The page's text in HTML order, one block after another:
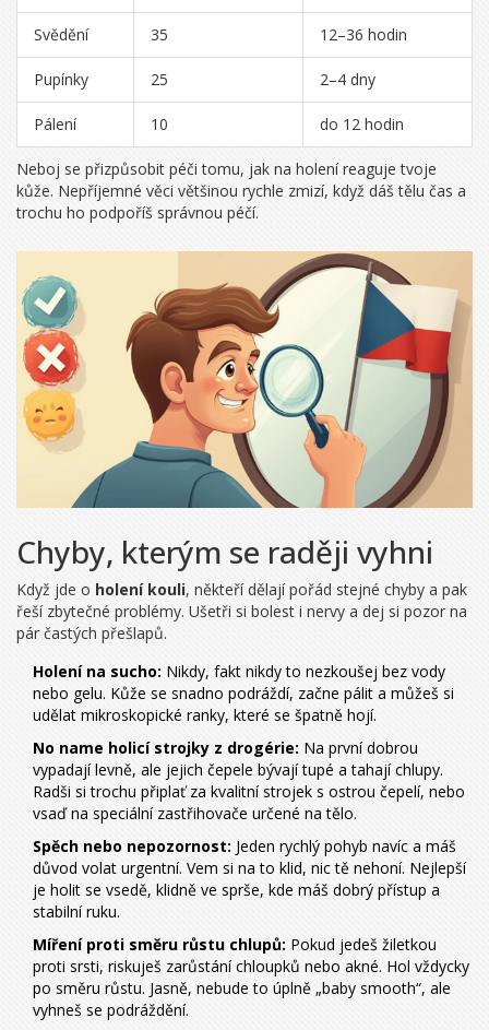
Svědění 35 12–36 hodin
Pupínky 25 2–4 dny
Pálení 10 do 12 hodin
Neboj se přizpůsobit péči tomu, jak na holení reaguje tvoje
kůže. Nepříjemné věci většinou rychle zmizí, když dáš tělu čas a
trochu ho podpoříš správnou péčí.
Chyby, kterým se raději vyhni
Když jde o holení kouli, někteří dělají pořád stejné chyby a pak
řeší zbytečné problémy. Ušetři si bolest i nervy a dej si pozor na
pár častých přešlapů.
Holení na sucho: Nikdy, fakt nikdy to nezkoušej bez vody
nebo gelu. Kůže se snadno podráždí, začne pálit a můžeš si
udělat mikroskopické ranky, které se špatně hojí.
No name holicí strojky z drogérie: Na první dobrou
vypadají levně, ale jejich čepele bývají tupé a tahají chlupy.
Radši si trochu připlať za kvalitní strojek s ostrou čepelí, nebo
vsaď na speciální zastřihovače určené na tělo.
Spěch nebo nepozornost: Jeden rychlý pohyb navíc a máš
důvod volat urgentní. Vem si na to klid, nic tě nehoní. Nejlepší
je holit se vsedě, klidně ve sprše, kde máš dobrý přístup a
stabilní ruku.
Míření proti směru růstu chlupů: Pokud jedeš žiletkou
proti srsti, riskuješ zarůstání chloupků nebo akné. Hol vždycky
po směru růstu. Jasně, nebude to úplně „baby smooth“, ale
vyhneš se podráždění.